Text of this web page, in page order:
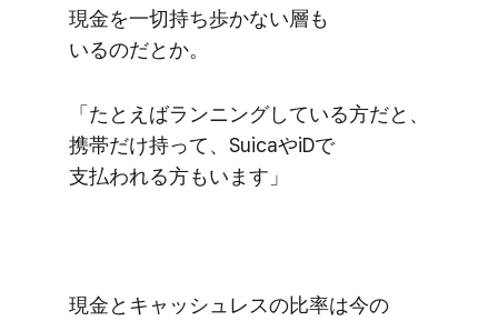
現金を​一切​持ち歩かない​層も​
いるのだとか。
「たとえば​ランニングしている​方だと、​
携帯だけ​持って、​Suicaや​iDで​
支払われる​方もいます」
現金と​キャッシュレスの​比率は​今の​